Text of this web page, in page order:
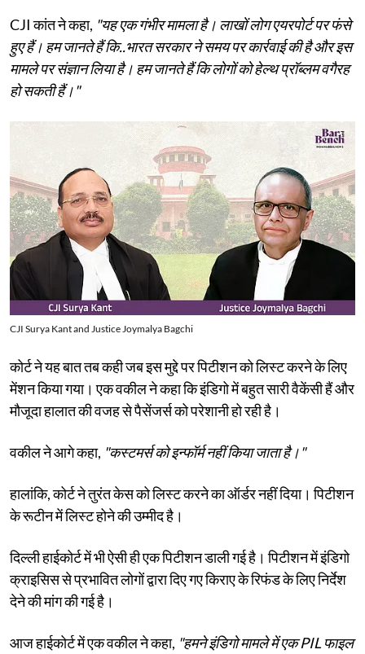
CJI कांत ने कहा, "यह एक गंभीर मामला है। लाखों लोग एयरपोर्ट पर फंसे
हुए हैं। हम जानते हैं कि..भारत सरकार ने समय पर कार्रवाई की है और इस
मामले पर संज्ञान लिया है। हम जानते हैं कि लोगों को हेल्थ प्रॉब्लम वगैरह
हो सकती हैं।"
CJI Surya Kant and Justice Joymalya Bagchi
कोर्ट ने यह बात तब कही जब इस मुद्दे पर पिटीशन को लिस्ट करने के लिए
मेंशन किया गया। एक वकील ने कहा कि इंडिगो में बहुत सारी वैकेंसी हैं और
मौजूदा हालात की वजह से पैसेंजर्स को परेशानी हो रही है।
वकील ने आगे कहा, "कस्टमर्स को इन्फॉर्म नहीं किया जाता है।"
हालांकि, कोर्ट ने तुरंत केस को लिस्ट करने का ऑर्डर नहीं दिया। पिटीशन
के रूटीन में लिस्ट होने की उम्मीद है।
दिल्ली हाईकोर्ट में भी ऐसी ही एक पिटीशन डाली गई है। पिटीशन में इंडिगो
क्राइसिस से प्रभावित लोगों द्वारा दिए गए किराए के रिफंड के लिए निर्देश
देने की मांग की गई है।
आज हाईकोर्ट में एक वकील ने कहा, "हमने इंडिगो मामले में एक PIL फाइल